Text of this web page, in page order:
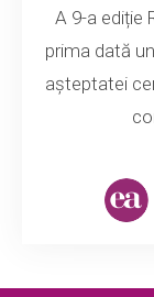
A 9-a ediție
prima dată
așteptatei